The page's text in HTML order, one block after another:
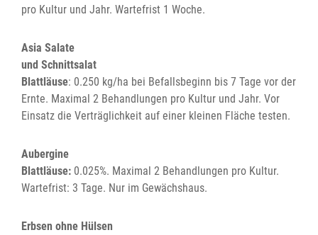
pro Kultur und Jahr. Wartefrist 1 Woche.
Asia Salate
und Schnittsalat
Blattläuse: 0.250 kg/ha bei Befallsbeginn bis 7 Tage vor der
Ernte. Maximal 2 Behandlungen pro Kultur und Jahr. Vor
Einsatz die Verträglichkeit auf einer kleinen Fläche testen.
Aubergine
Blattläuse: 0.025%. Maximal 2 Behandlungen pro Kultur.
Wartefrist: 3 Tage. Nur im Gewächshaus.
Erbsen ohne Hülsen